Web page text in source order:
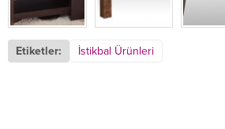
Etiketler: İstikbal Ürünleri